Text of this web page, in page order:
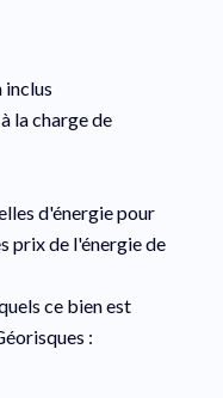
inclus
la charge de
d'énergie pour
prix de l'énergie de
ce bien est
: